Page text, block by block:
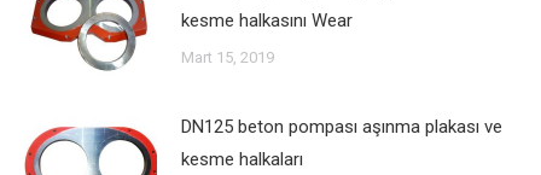
kesme halkasını Wear
Mart 15, 2019
DN125 beton pompası aşınma plakası ve
kesme halkaları